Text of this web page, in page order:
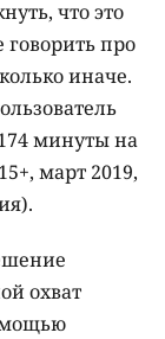
что это
про
иначе.
минуты на
март 2019,
охват